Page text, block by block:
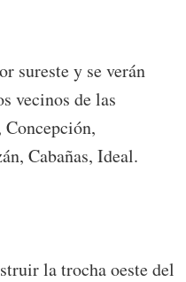
sureste y se verán
vecinos de las
Cabañas, Ideal.
la trocha oeste del